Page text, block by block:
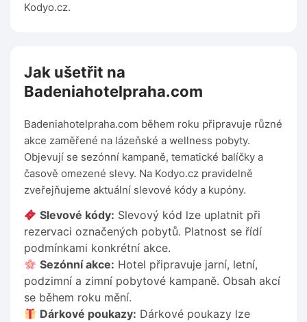
Kodyo.cz.
Jak ušetřit na
Badeniahotelpraha.com
Badeniahotelpraha.com během roku připravuje různé
akce zaměřené na lázeňské a wellness pobyty.
Objevují se sezónní kampaně, tematické balíčky a
časově omezené slevy. Na Kodyo.cz pravidelně
zveřejňujeme aktuální slevové kódy a kupóny.
Slevové kódy: Slevový kód lze uplatnit při
rezervaci označených pobytů. Platnost se řídí
podmínkami konkrétní akce.
Sezónní akce: Hotel připravuje jarní, letní,
podzimní a zimní pobytové kampaně. Obsah akcí
se během roku mění.
Dárkové poukazy: Dárkové poukazy lze